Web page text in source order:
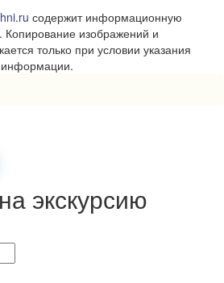
содержит информационную
Копирование изображений и
только при условии указания
информации.
экскурсию